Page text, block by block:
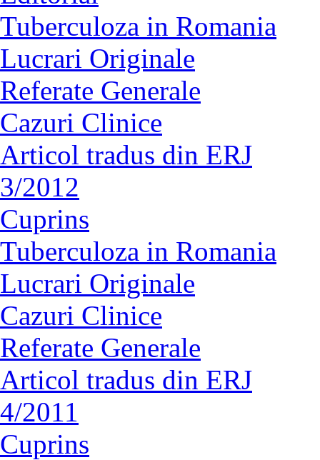
Tuberculoza in Romania
Lucrari Originale
Referate Generale
Cazuri Clinice
Articol tradus din ERJ
3/2012
Cuprins
Tuberculoza in Romania
Lucrari Originale
Cazuri Clinice
Referate Generale
Articol tradus din ERJ
4/2011
Cuprins